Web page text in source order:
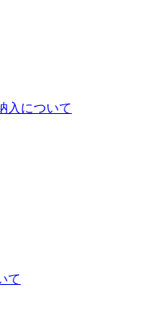
入について
て